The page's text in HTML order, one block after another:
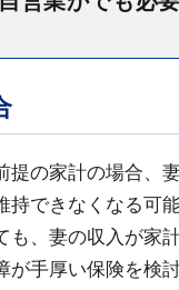
提の家計の場合、
持できなくなる可
も、妻の収入が家
が手厚い保険を検